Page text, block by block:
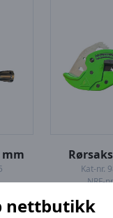
nettbutikk
mm
Kat-nr.
NRF-